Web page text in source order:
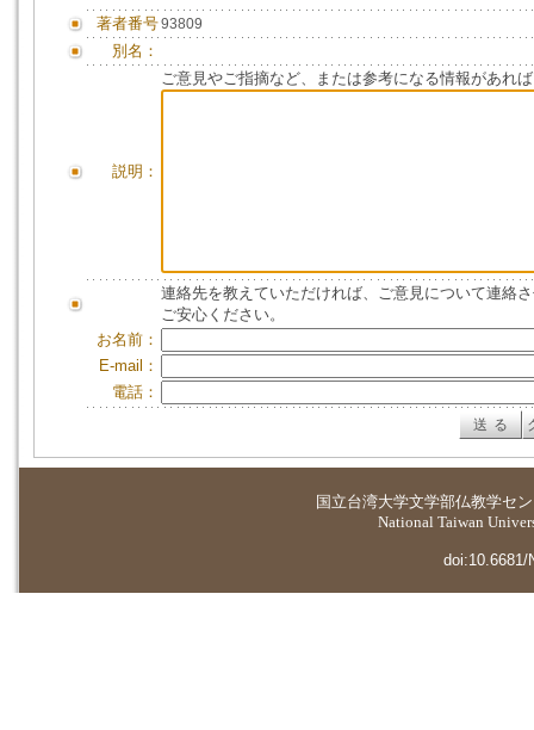
著者番号93809
別名：
説明：
ご意見やご指摘など、または参考になる情報があれ
連絡先を教えていただければ、ご意見について連絡
ご安心ください。
お名前：
E-mail：
電話：
国立台湾大学文学部仏教学セ
National Taiwan
doi:10.6681/